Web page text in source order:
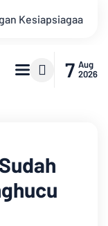
Menanggulangi
7 Aug
2026